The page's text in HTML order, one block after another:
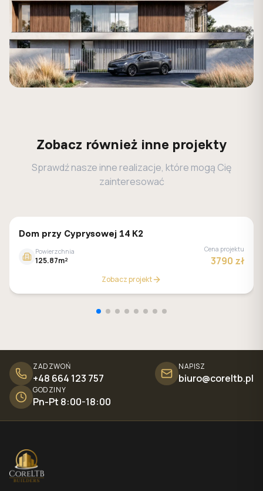
Zobacz również inne projekty
Sprawdź nasze inne realizacje, które mogą Cię
zainteresować
GALERIA DOMÓW
Dom przy Cyprysowej 14 K2
Powierzchnia
125.87m²
Cena projektu
3790 zł
Zobacz projekt
ZADZWOŃ
+48 664 123 757
NAPISZ
biuro@coreltb.pl
GODZINY
Pn-Pt 8:00-18:00